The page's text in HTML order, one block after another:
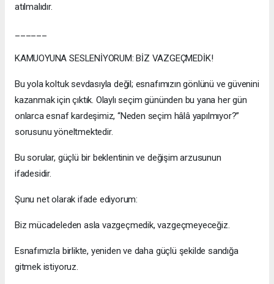
atılmalıdır.
KAMUOYUNA SESLENİYORUM: BİZ VAZGEÇMEDİK!
Bu yola koltuk sevdasıyla değil; esnafımızın gönlünü ve güvenini
kazanmak için çıktık. Olaylı seçim gününden bu yana her gün
onlarca esnaf kardeşimiz, “Neden seçim hâlâ yapılmıyor?”
sorusunu yöneltmektedir.
Bu sorular, güçlü bir beklentinin ve değişim arzusunun
ifadesidir.
Şunu net olarak ifade ediyorum:
Biz mücadeleden asla vazgeçmedik, vazgeçmeyeceğiz.
Esnafımızla birlikte, yeniden ve daha güçlü şekilde sandığa
gitmek istiyoruz.